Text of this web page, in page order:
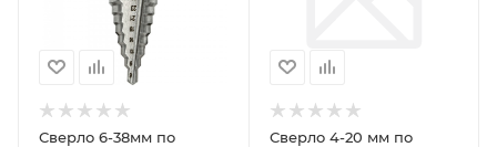
Сверло 6-38мм по
Сверло 4-20 мм по